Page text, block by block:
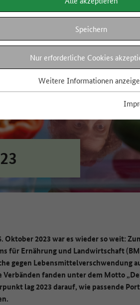
Speichern
Nur erforderliche Cookies
Weitere Informationen
Oktober 2023 war es wieder so weit:
für Ernährung und Landwirtschaft
gegen Lebensmittelverschwendung
Verbänden fanden unter dem Motto
lag 2023 darauf, wie passende